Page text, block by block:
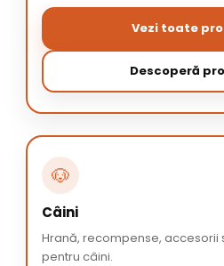
Vezi toate
Descoperă
🐶
Câini
Hrană, recompense, accesorii
pentru câini.